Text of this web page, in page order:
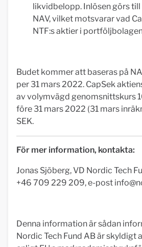
likvidbelopp. Inlösen görs
NAV, vilket motsvarar vad
NTF:s aktier i
Budet kommer att baseras på
per 31 mars 2022. CapSek
av volymvägd genomsnittskurs
före 31 mars 2022 (31 mars
SEK.
För mer information, kontakta:
Jonas Sjöberg, VD Nordic Tech
+46 709 229 209, e-post
Denna information är sådan
Nordic Tech Fund AB är